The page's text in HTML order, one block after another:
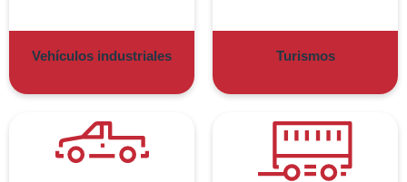
Vehículos industriales Turismos